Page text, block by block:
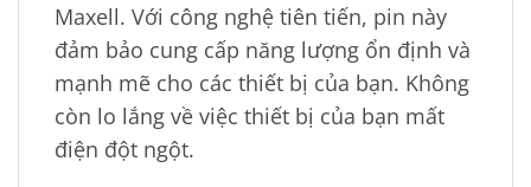
Maxell. Với công nghệ tiên tiến, pin này
đảm bảo cung cấp năng lượng ổn định và
mạnh mẽ cho các thiết bị của bạn. Không
còn lo lắng về việc thiết bị của bạn mất
điện đột ngột.